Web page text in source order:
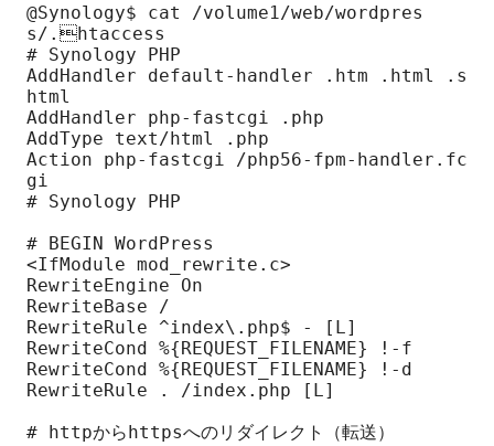
@Synology$ cat /volume1/web/wordpres
s/.htaccess
# Synology PHP
AddHandler default-handler .htm .html .s
html
AddHandler php-fastcgi .php
AddType text/html .php
Action php-fastcgi /php56-fpm-handler.fc
gi
# Synology PHP
# BEGIN WordPress
<IfModule mod_rewrite.c>
RewriteEngine On
RewriteBase /
RewriteRule ^index\.php$ - [L]
RewriteCond %{REQUEST_FILENAME} !-f
RewriteCond %{REQUEST_FILENAME} !-d
RewriteRule . /index.php [L]
# httpからhttpsへのリダイレクト（転送）